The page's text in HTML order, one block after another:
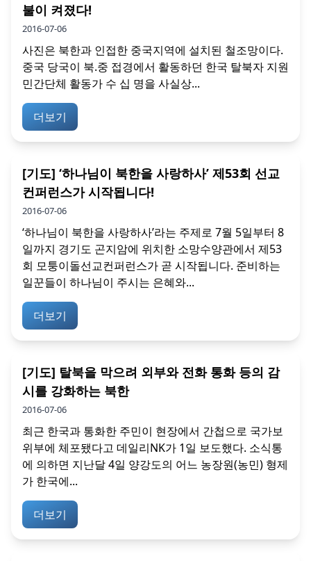
불이 켜졌다!
2016-07-06
사진은 북한과 인접한 중국지역에 설치된 철조망이다.
중국 당국이 북.중 접경에서 활동하던 한국 탈북자 지원
민간단체 활동가 수 십 명을 사실상...
더보기
[기도] ‘하나님이 북한을 사랑하사’ 제53회 선교
컨퍼런스가 시작됩니다!
2016-07-06
‘하나님이 북한을 사랑하사’라는 주제로 7월 5일부터 8
일까지 경기도 곤지암에 위치한 소망수양관에서 제53
회 모퉁이돌선교컨퍼런스가 곧 시작됩니다. 준비하는
일꾼들이 하나님이 주시는 은혜와...
더보기
[기도] 탈북을 막으려 외부와 전화 통화 등의 감
시를 강화하는 북한
2016-07-06
최근 한국과 통화한 주민이 현장에서 간첩으로 국가보
위부에 체포됐다고 데일리NK가 1일 보도했다. 소식통
에 의하면 지난달 4일 양강도의 어느 농장원(농민) 형제
가 한국에...
더보기